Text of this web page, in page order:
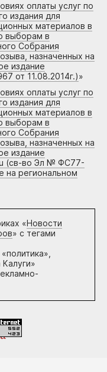
оплаты услуг по
издания для
материалов в
выборам в
Собрания
назначенных на
издание
от 11.08.2014г.)»
оплаты услуг по
издания для
материалов в
выборам в
Собрания
назначенных на
издание
(св-во Эл № ФС77-
на региональном
«Новости
» с тегами